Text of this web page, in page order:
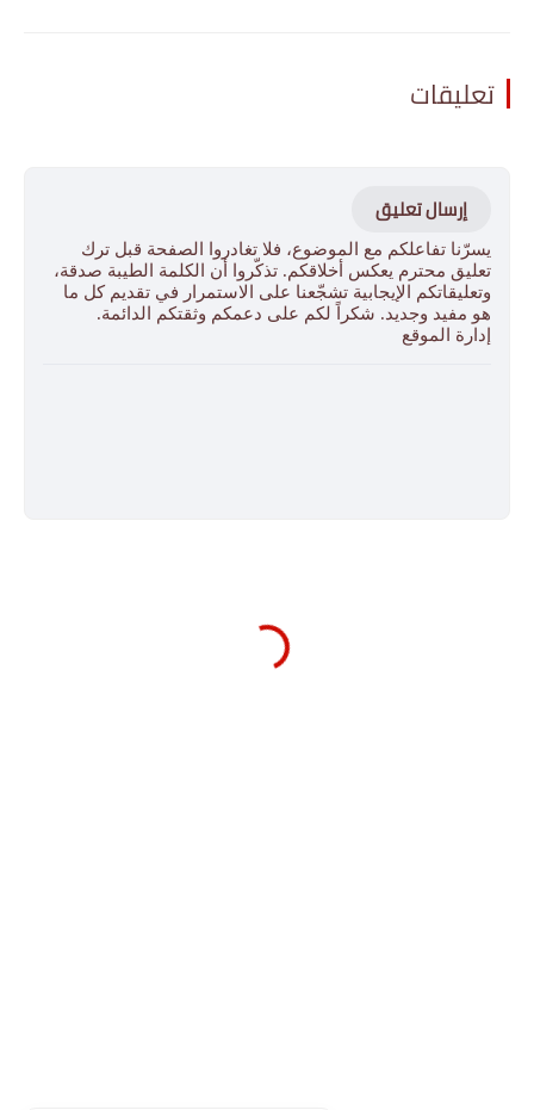
تعليقات
إرسال تعليق
يسرّنا تفاعلكم مع الموضوع، فلا تغادروا الصفحة قبل ترك
تعليق محترم يعكس أخلاقكم. تذكّروا أن الكلمة الطيبة صدقة،
وتعليقاتكم الإيجابية تشجّعنا على الاستمرار في تقديم كل ما
هو مفيد وجديد. شكراً لكم على دعمكم وثقتكم الدائمة.
إدارة الموقع